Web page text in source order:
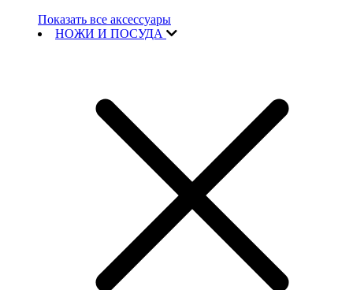
Показать все аксессуары
НОЖИ И ПОСУДА